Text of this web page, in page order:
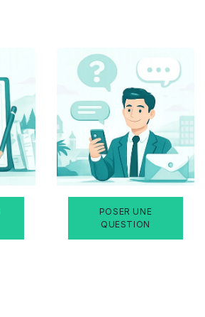
POSER UNE
QUESTION